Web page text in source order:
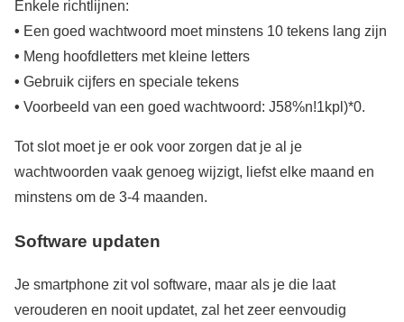
Enkele richtlijnen:
• Een goed wachtwoord moet minstens 10 tekens lang zijn
• Meng hoofdletters met kleine letters
• Gebruik cijfers en speciale tekens
• Voorbeeld van een goed wachtwoord: J58%n!1kpl)*0.
Tot slot moet je er ook voor zorgen dat je al je
wachtwoorden vaak genoeg wijzigt, liefst elke maand en
minstens om de 3-4 maanden.
Software updaten
Je smartphone zit vol software, maar als je die laat
verouderen en nooit updatet, zal het zeer eenvoudig